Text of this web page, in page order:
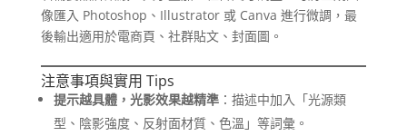
像匯入 Photoshop、Illustrator 或 Canva 進行微調，最
後輸出適用於電商頁、社群貼文、封面圖。
注意事項與實用 Tips
提示越具體，光影效果越精準：描述中加入「光源類
型、陰影強度、反射面材質、色溫」等詞彙。